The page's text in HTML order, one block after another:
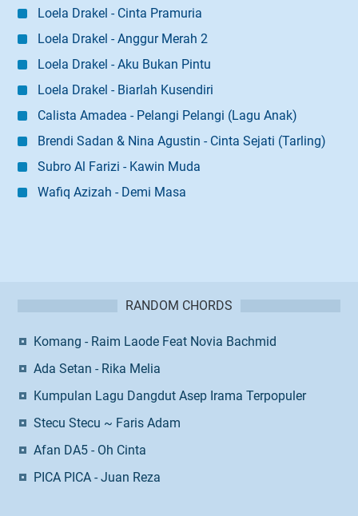
Loela Drakel - Cinta Pramuria
Loela Drakel - Anggur Merah 2
Loela Drakel - Aku Bukan Pintu
Loela Drakel - Biarlah Kusendiri
Calista Amadea - Pelangi Pelangi (Lagu Anak)
Brendi Sadan & Nina Agustin - Cinta Sejati (Tarling)
Subro Al Farizi - Kawin Muda
Wafiq Azizah - Demi Masa
RANDOM CHORDS
Komang - Raim Laode Feat Novia Bachmid
Ada Setan - Rika Melia
Kumpulan Lagu Dangdut Asep Irama Terpopuler
Stecu Stecu ~ Faris Adam
Afan DA5 - Oh Cinta
PICA PICA - Juan Reza